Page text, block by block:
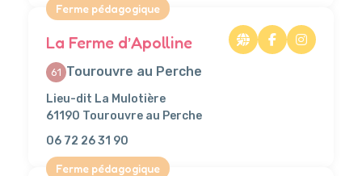
Ferme pédagogique
La Ferme d’Apolline
61 Tourouvre au Perche
Lieu-dit La Mulotière
61190 Tourouvre au Perche
06 72 26 31 90
Ferme pédagogique